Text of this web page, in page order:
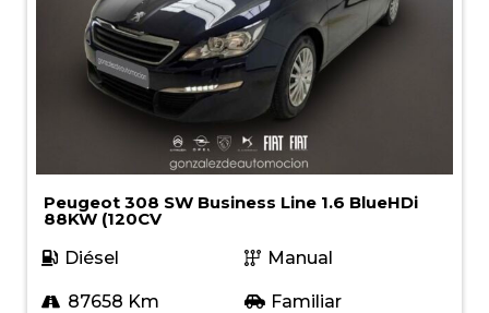
Peugeot 308 SW Business Line 1.6 BlueHDi
88KW (120CV
Diésel
Manual
87658 Km Familiar